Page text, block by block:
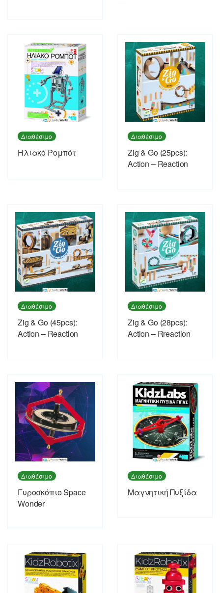
Διαθέσιμο
Ηλιακό Ρομπότ
Διαθέσιμο
Zig & Go (25pcs):
Action – Reaction
Διαθέσιμο
Zig & Go (45pcs):
Action – Reaction
Διαθέσιμο
Zig & Go (28pcs):
Action – Rreaction
Διαθέσιμο
Γυροσκόπιο Space
Wonder
Διαθέσιμο
Μαγνητική Πυξίδα